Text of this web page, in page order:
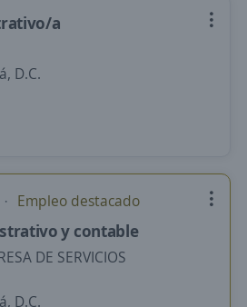
a
D.C.
Empleo destacado
y contable
DE SERVICIOS
D.C.